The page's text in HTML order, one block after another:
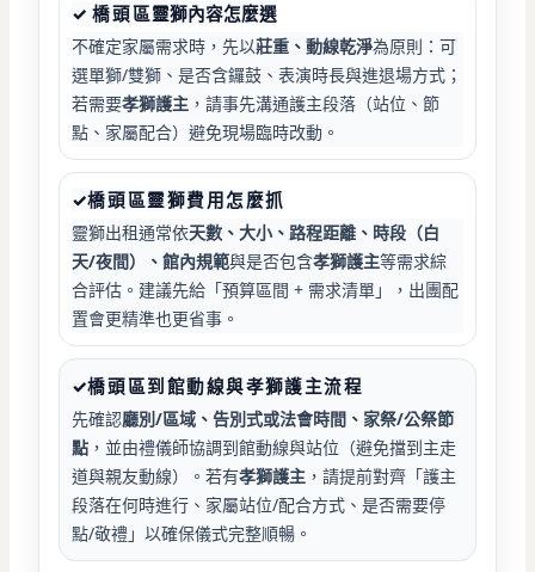
✓橋頭區靈獅內容怎麼選
不確定家屬需求時，先以莊重、動線乾淨為原則：可
選單獅/雙獅、是否含鑼鼓、表演時長與進退場方式；
若需要孝獅護主 ，請事先溝通護主段落（站位、節
點、家屬配合）避免現場臨時改動。
✓橋頭區靈獅費用怎麼抓
靈獅出租通常依天數、大小、路程距離、時段（白
天/夜間）、館內規範與是否包含孝獅護主等需求綜
合評估。建議先給「預算區間 + 需求清單」，出團配
置會更精準也更省事。
✓橋頭區到館動線與孝獅護主流程
先確認廳別/區域、告別式或法會時間、家祭/公祭節
點 ，並由禮儀師協調到館動線與站位（避免擋到主走
道與親友動線）。若有孝獅護主 ，請提前對齊「護主
段落在何時進行、家屬站位/配合方式、是否需要停
點/敬禮」以確保儀式完整順暢。